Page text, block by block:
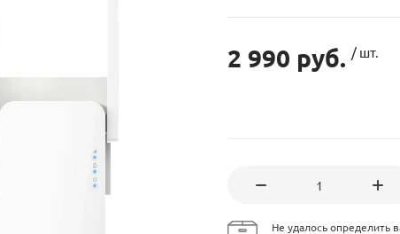
2 990 руб. / шт.
Не удалось определить